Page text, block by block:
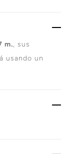
m., sus
usando un